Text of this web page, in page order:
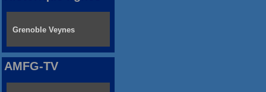
Grenoble Veynes
AMFG-TV